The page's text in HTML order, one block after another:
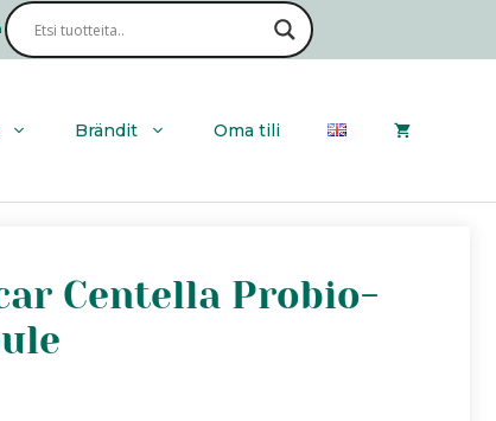
Haku
Brändit Oma tili
Centella Probio-
Madagascar
Probio-
Sun